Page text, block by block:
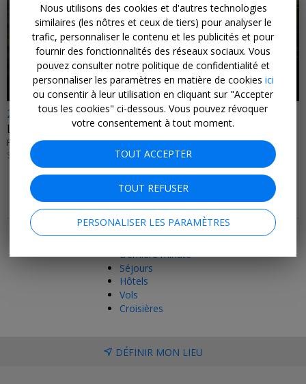
←
27€-55€ A/R
Les meilleurs vols de septembre
SEPTEMBRE 2026
Plus de bons plans et de conseils
Meilleures offres
Dernière minute
Séjours
Hôtels
Vols
Croisières
DÉFINIR MON LIEU
Nous utilisons des cookies et d'autres technologies
similaires (les nôtres et ceux de tiers) pour analyser le
trafic, personnaliser le contenu et les publicités et pour
fournir des fonctionnalités des réseaux sociaux. Vous
pouvez consulter notre politique de confidentialité et
personnaliser les paramètres en matière de cookies ici
ou consentir à leur utilisation en cliquant sur "Accepter
tous les cookies" ci-dessous. Vous pouvez révoquer
votre consentement à tout moment.
TOUT ACCEPTER
TOUT REFUSER
PERSONALISER LES PARAMÈTRES